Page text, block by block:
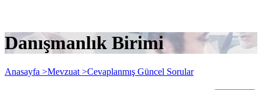
Danışmanlık Birimi
Anasayfa >Mevzuat >Cevaplanmış Güncel Sorular